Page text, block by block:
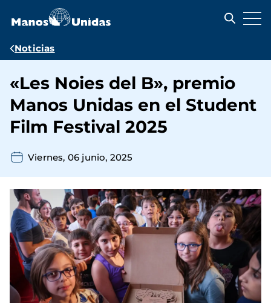
contenido
Ruta
navegación
Noticias
«Les Noies del B», premio
Manos Unidas en el Student
Film Festival 2025
Viernes, 06 junio, 2025